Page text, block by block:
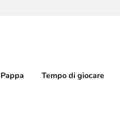
Pappa Tempo di giocare